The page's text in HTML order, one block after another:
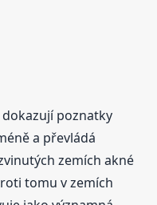
dokazují poznatky
a převládá
zemích akné
tomu v zemích